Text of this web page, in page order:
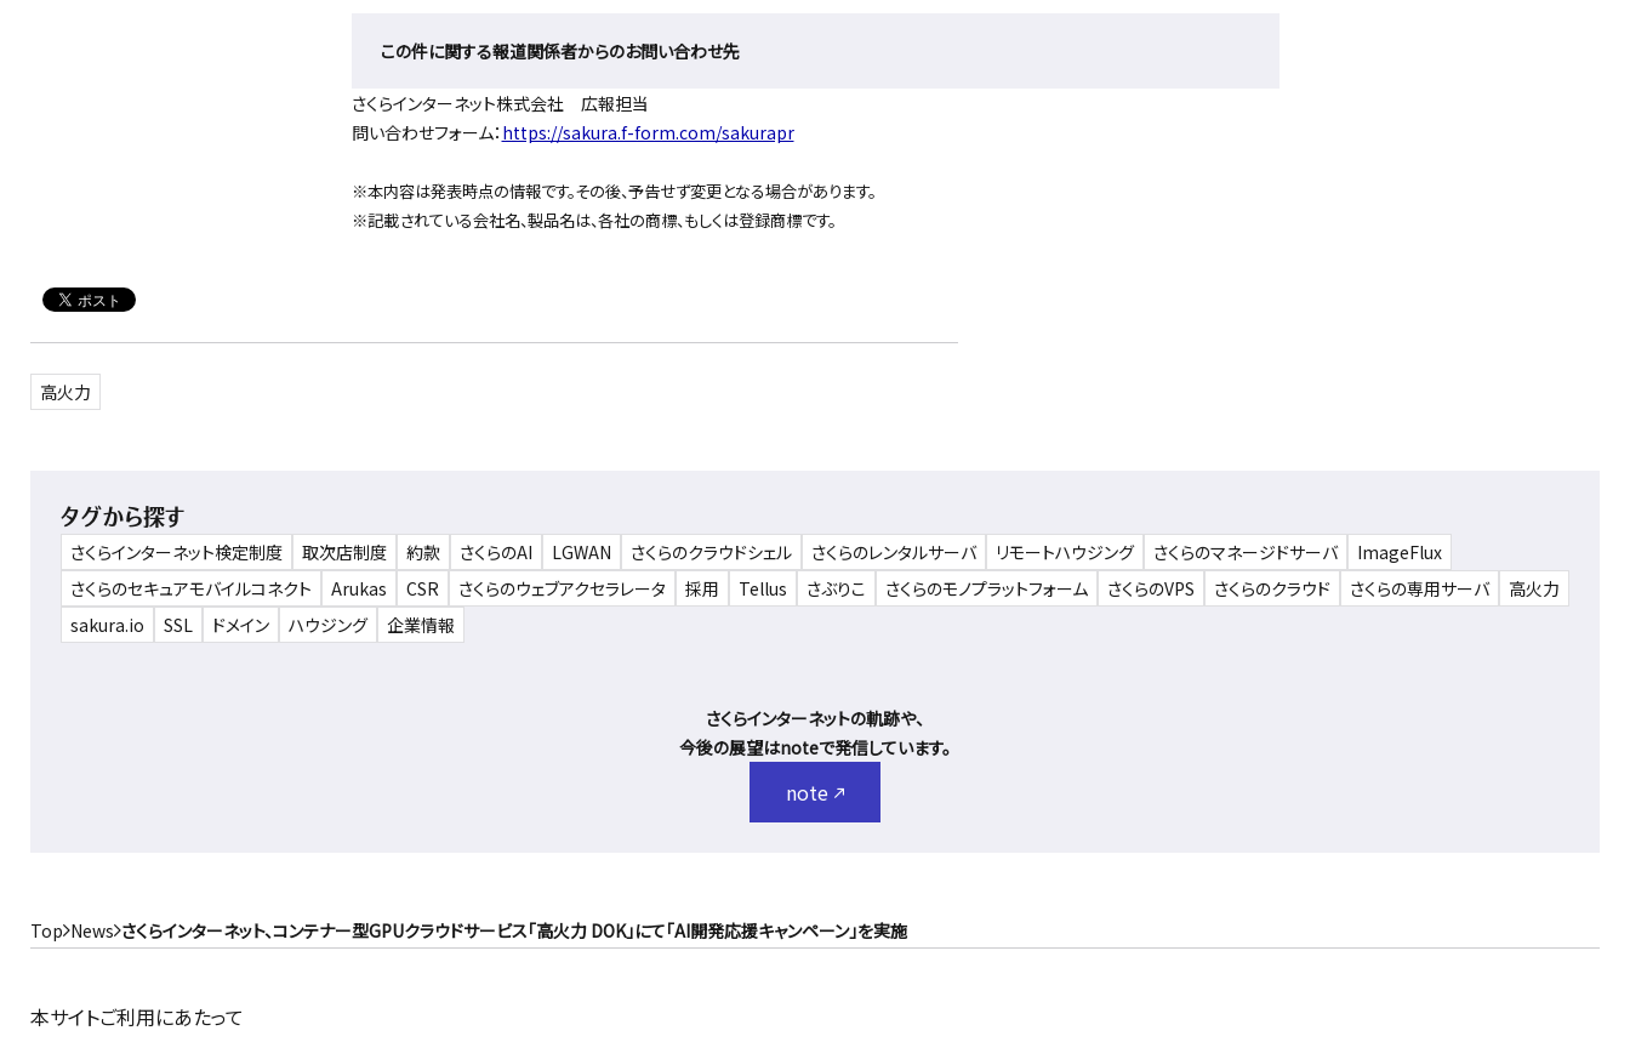
この件に関する報道関係者からのお問い合わせ先
さくらインターネット株式会社 広報担当
問い合わせフォーム： https://sakura.f-form.com/sakurapr
※本内容は発表時点の情報です。その後、予告せず変更となる場合があります。
※記載されている会社名、製品名は、各社の商標、もしくは登録商標です。
高火力
タグから探す
さくらインターネット検定制度 取次店制度 約款 さくらのAI LGWAN さくらのクラウドシェル さくらのレンタルサーバ リモートハウジング さくらのマネージドサーバ
ImageFlux
さくらのセキュアモバイルコネクト
Arukas CSR さくらのウェブアクセラレータ 採用 Tellus さぶりこ さくらのモノプラットフォーム さくらのVPS さくらのクラウド さくらの専用サーバ
高火力
sakura.io
SSL ドメイン ハウジング 企業情報
さくらインターネットの軌跡や、
今後の展望はnoteで発信しています。
note
Top News さくらインターネット、コンテナー型GPUクラウドサービス「高火力 DOK」にて「AI開発応援キャンペーン」を実施
本サイトご利用にあたって